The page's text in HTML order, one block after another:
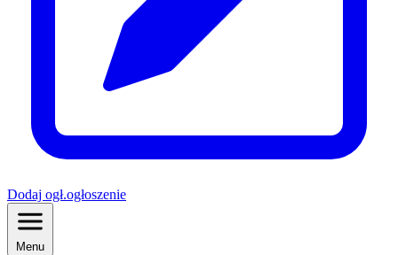
Dodaj ogł.ogłoszenie
Menu